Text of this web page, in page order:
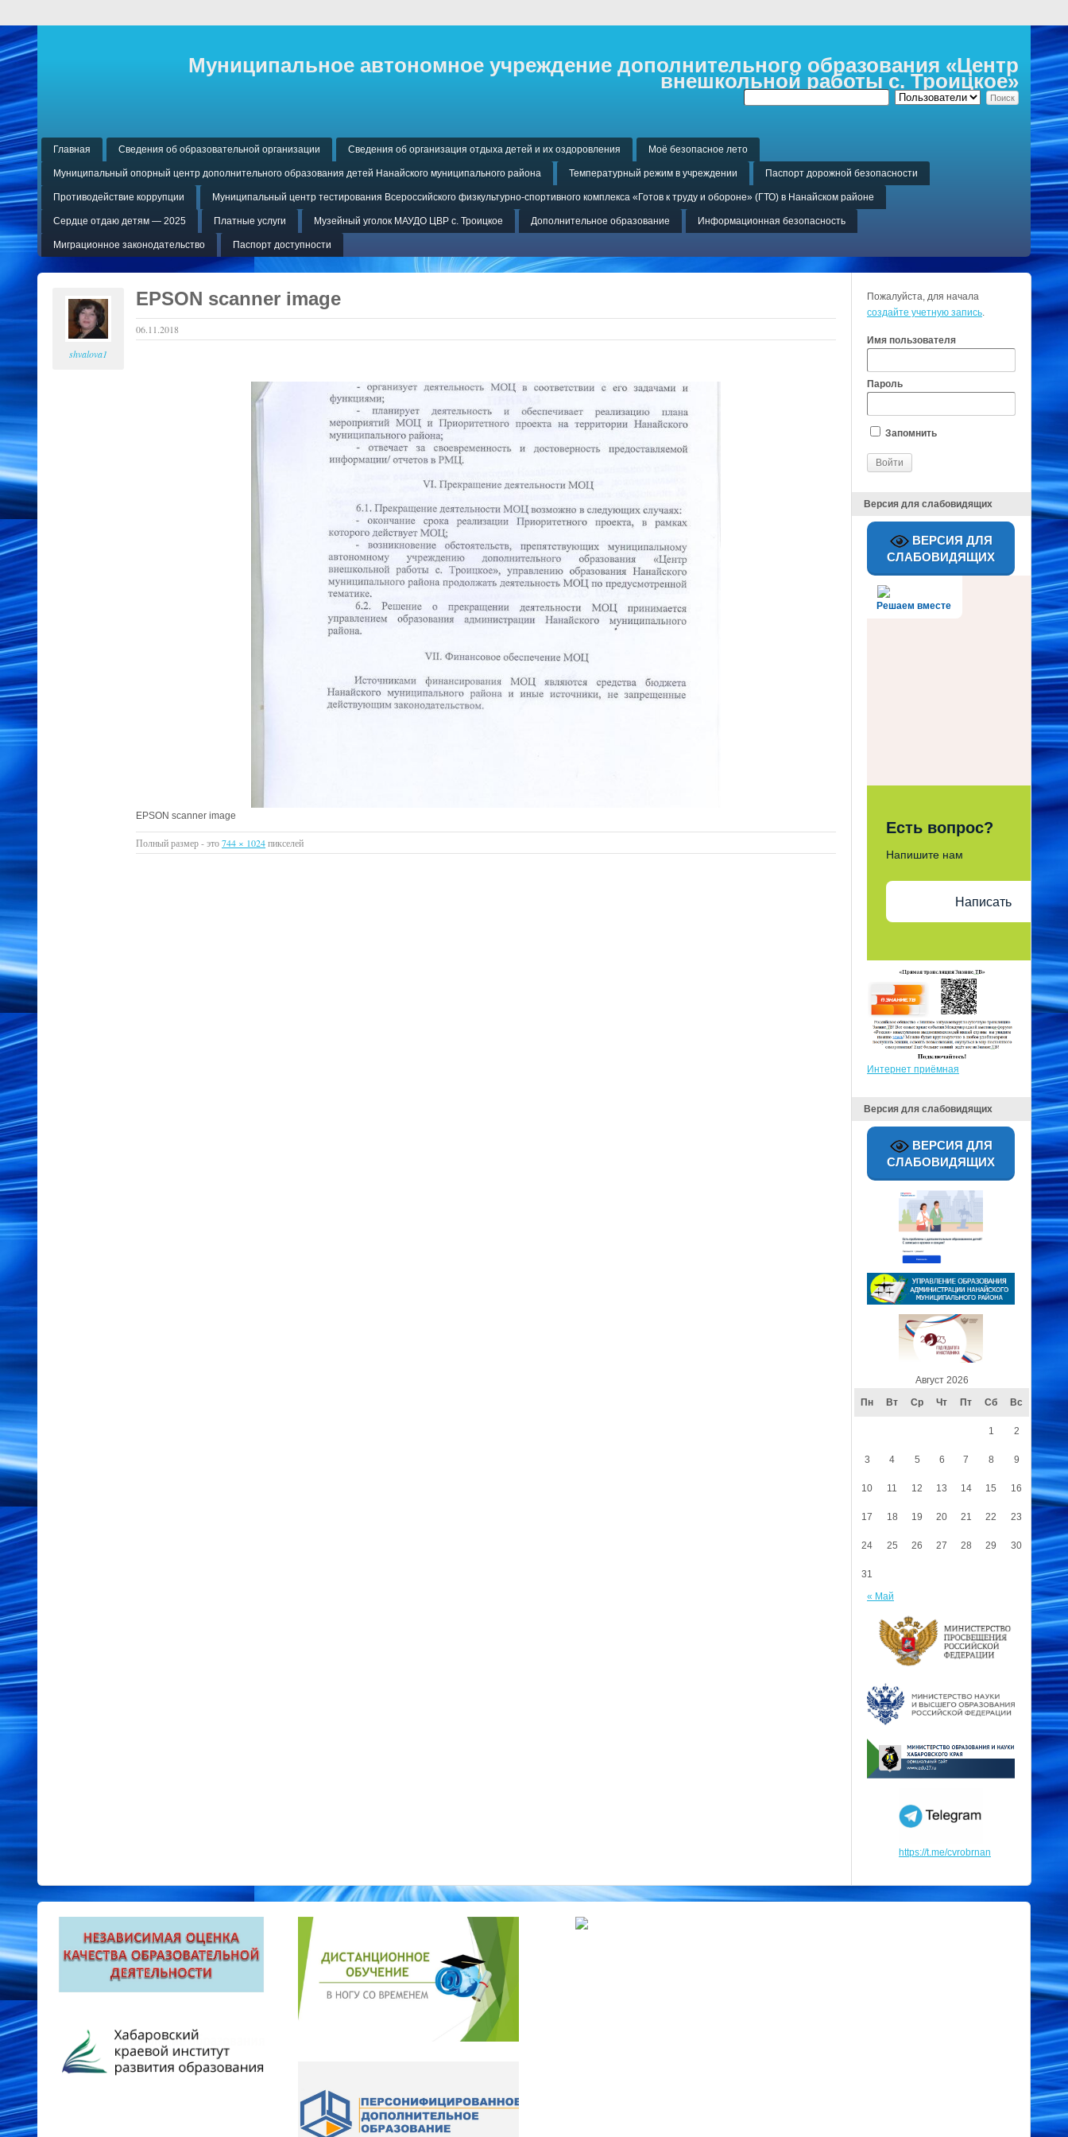
Муниципальное автономное учреждение дополнительного образования «Центр
внешкольной работы с. Троицкое»
Главная Сведения об образовательной организации Сведения об организация отдыха детей и их оздоровления Моё безопасное лето
Муниципальный опорный центр дополнительного образования детей Нанайского муниципального района Температурный режим в учреждении Паспорт дорожной безопасности
Противодействие коррупции Муниципальный центр тестирования Всероссийского физкультурно-спортивного комплекса «Готов к труду и обороне» (ГТО) в Нанайском районе
Сердце отдаю детям — 2025 Платные услуги Музейный уголок МАУДО ЦВР с. Троицкое Дополнительное образование Информационная безопасность
Миграционное законодательство Паспорт доступности
shvalova1
EPSON scanner image
06.11.2018
EPSON scanner image
Полный размер - это744 × 1024пикселей
Пожалуйста, для начала
создайте учетную запись.
Имя пользователя
Пароль
Запомнить
Версия для слабовидящих
ВЕРСИЯ ДЛЯ
СЛАБОВИДЯЩИХ
Решаем вместе
Есть вопрос?
Напишите нам
Написать
Интернет приёмная
Версия для слабовидящих
ВЕРСИЯ ДЛЯ
СЛАБОВИДЯЩИХ
Август 2026
Пн
Вт Ср Чт Пт Сб Вс
1 2
3 4 5 6 7 8 9
10 11 12 13 14 15 16
17 18 19 20 21 22 23
24 25 26 27 28 29 30
31
« Май
https://t.me/cvrobrnan